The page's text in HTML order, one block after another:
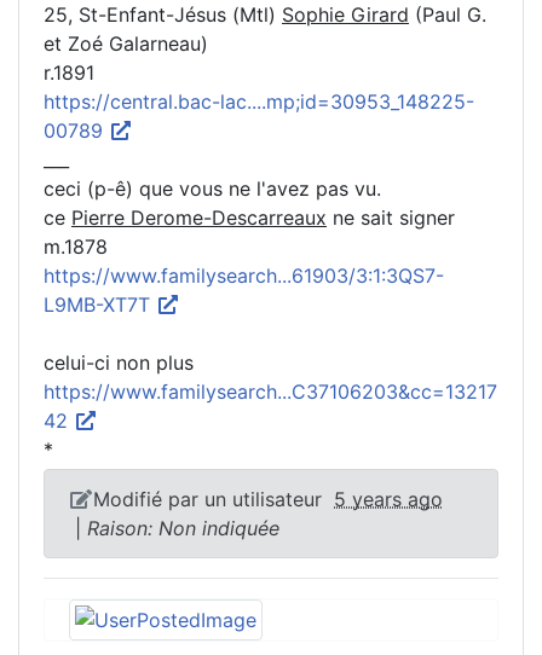
25, St-Enfant-Jésus (Mtl) Sophie Girard (Paul G.
et Zoé Galarneau)
r.1891
https://central.bac-lac....mp;id=30953_148225-
00789
ceci (p-ê) que vous ne l'avez pas vu.
ce Pierre Derome-Descarreaux ne sait signer
m.1878
https://www.familysearch...61903/3:1:3QS7-
L9MB-XT7T
celui-ci non plus
https://www.familysearch...C37106203&cc=13217
42
*
Modifié par un utilisateur 5 years ago
Raison: Non indiquée